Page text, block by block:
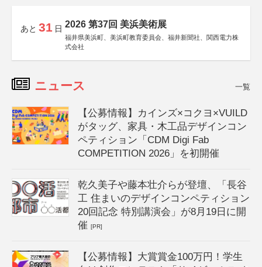
あと 31 日 2026 第37回 美浜美術展
福井県美浜町、美浜町教育委員会、福井新聞社、関西電力株
式会社
ニュース 一覧
【公募情報】カインズ×コクヨ×VUILD
がタッグ、家具・木工品デザインコン
ペティション「CDM Digi Fab
COMPETITION 2026」を初開催
乾久美子や藤本壮介らが登壇、「長谷
工 住まいのデザインコンペティション
20回記念 特別講演会」が8月19日に開
催[PR]
【公募情報】大賞賞金100万円！学生